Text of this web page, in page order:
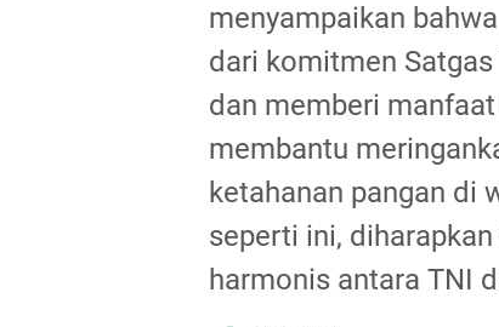
menyampaikan
dari komitmen
dan memberi
membantu
ketahanan pangan di
seperti ini,
harmonis antara TNI